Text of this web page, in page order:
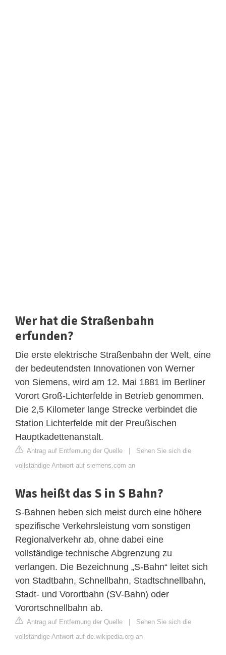
Wer hat die Straßenbahn
erfunden?
Die erste elektrische Straßenbahn der Welt, eine
der bedeutendsten Innovationen von Werner
von Siemens, wird am 12. Mai 1881 im Berliner
Vorort Groß-Lichterfelde in Betrieb genommen.
Die 2,5 Kilometer lange Strecke verbindet die
Station Lichterfelde mit der Preußischen
Hauptkadettenanstalt.
Antrag auf Entfernung der Quelle | Sehen Sie sich die
vollständige Antwort auf siemens.com an
Was heißt das S in S Bahn?
S-Bahnen heben sich meist durch eine höhere
spezifische Verkehrsleistung vom sonstigen
Regionalverkehr ab, ohne dabei eine
vollständige technische Abgrenzung zu
verlangen. Die Bezeichnung „S-Bahn“ leitet sich
von Stadtbahn, Schnellbahn, Stadtschnellbahn,
Stadt- und Vorortbahn (SV-Bahn) oder
Vorortschnellbahn ab.
Antrag auf Entfernung der Quelle | Sehen Sie sich die
vollständige Antwort auf de.wikipedia.org an